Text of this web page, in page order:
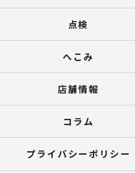
点検
へこみ
店舗情報
コラム
プライバシーポリシー